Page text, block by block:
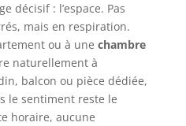
décisif : l’espace. Pas
mais en respiration.
ou à une chambre
naturellement à
balcon ou pièce dédiée,
le sentiment reste le
horaire, aucune